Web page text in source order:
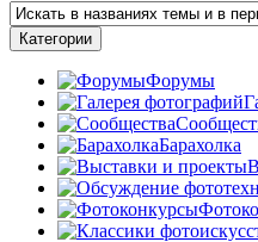
Категории
Форумы
Барахолка